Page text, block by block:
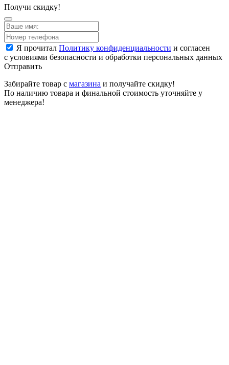
Получи скидку!
Я прочитал Политику конфиденциальности и согласен
с условиями безопасности и обработки персональных данных
Отправить
Забирайте товар с магазина и получайте скидку!
По наличию товара и финальной стоимость уточняйте у
менеджера!